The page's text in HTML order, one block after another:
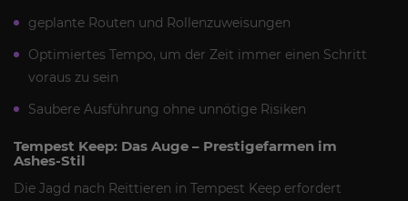
geplante Routen und Rollenzuweisungen
Optimiertes Tempo, um der Zeit immer einen Schritt
voraus zu sein
Saubere Ausführung ohne unnötige Risiken
Tempest Keep: Das Auge – Prestigefarmen im
Ashes-Stil
Die Jagd nach Reittieren in Tempest Keep erfordert